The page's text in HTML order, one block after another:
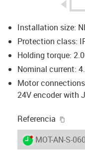
Installation size:
Protection class:
Holding torque:
Nominal current:
Motor
24V encoder with
Referencia
igus-icon-
MOT-AN-S-